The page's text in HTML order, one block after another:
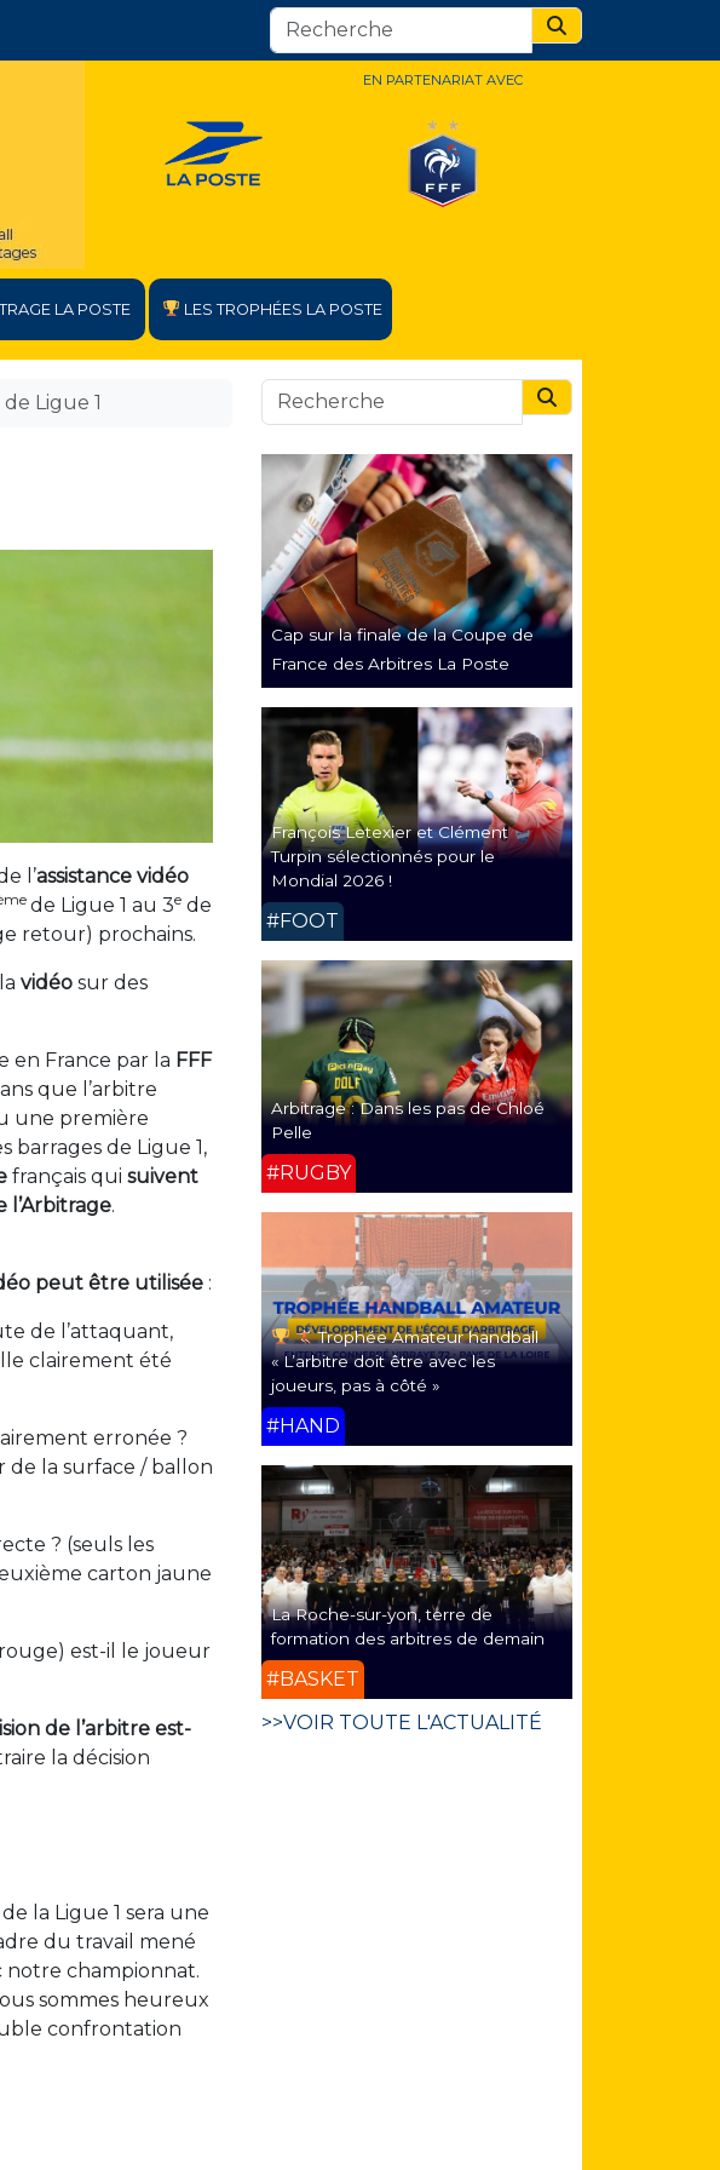
Search
EN PARTENARIAT AVEC
LA POSTE LES TROPHÉES LA POSTE
Ligue 1
l’assistance vidéo
de Ligue 1 au 3e de
retour) prochains.
vidéo sur des
en France par la FFF
que l’arbitre
une première
barrages de Ligue 1,
français qui suivent
l’Arbitrage.
peut être utilisée :
de l’attaquant,
clairement été
erronée ?
de la surface / ballon
? (seuls les
carton jaune
est-il le joueur
de l’arbitre est-
la décision
la Ligue 1 sera une
du travail mené
notre championnat.
sommes heureux
confrontation
Search
Cap sur la finale de la Coupe de
France des Arbitres La Poste
François Letexier et Clément
Turpin sélectionnés pour le
Mondial 2026 !
#FOOT
Arbitrage : Dans les pas de Chloé
Pelle
#RUGBY
Trophée Amateur handball
« L’arbitre doit être avec les
joueurs, pas à côté »
#HAND
La Roche-sur-yon, terre de
formation des arbitres de demain
#BASKET
>>VOIR TOUTE L'ACTUALITÉ